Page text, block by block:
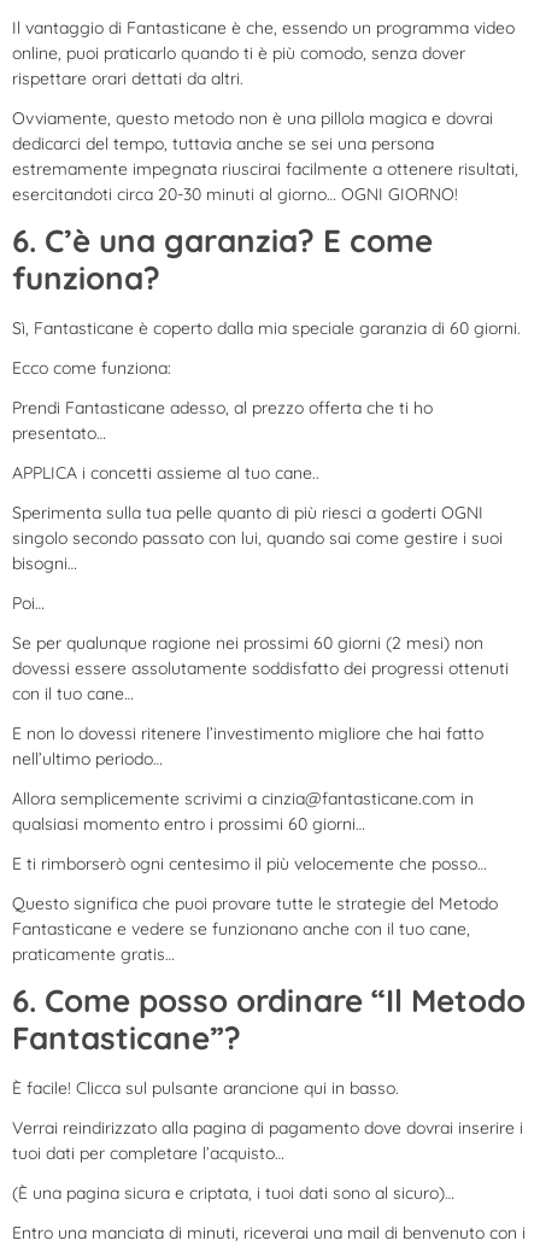
Il vantaggio di Fantasticane è che, essendo un programma video
online, puoi praticarlo quando ti è più comodo, senza dover
rispettare orari dettati da altri.
Ovviamente, questo metodo non è una pillola magica e dovrai
dedicarci del tempo, tuttavia anche se sei una persona
estremamente impegnata riuscirai facilmente a ottenere risultati,
esercitandoti circa 20-30 minuti al giorno… OGNI GIORNO!
6. C’è una garanzia? E come
funziona?
Sì, Fantasticane è coperto dalla mia speciale garanzia di 60 giorni.
Ecco come funziona:
Prendi Fantasticane adesso, al prezzo offerta che ti ho
presentato…
APPLICA i concetti assieme al tuo cane..
Sperimenta sulla tua pelle quanto di più riesci a goderti OGNI
singolo secondo passato con lui, quando sai come gestire i suoi
bisogni…
Poi…
Se per qualunque ragione nei prossimi 60 giorni (2 mesi) non
dovessi essere assolutamente soddisfatto dei progressi ottenuti
con il tuo cane…
E non lo dovessi ritenere l’investimento migliore che hai fatto
nell’ultimo periodo…
Allora semplicemente scrivimi a cinzia@fantasticane.com in
qualsiasi momento entro i prossimi 60 giorni…
E ti rimborserò ogni centesimo il più velocemente che posso…
Questo significa che puoi provare tutte le strategie del Metodo
Fantasticane e vedere se funzionano anche con il tuo cane,
praticamente gratis…
6. Come posso ordinare “Il Metodo
Fantasticane”?
È facile! Clicca sul pulsante arancione qui in basso.
Verrai reindirizzato alla pagina di pagamento dove dovrai inserire i
tuoi dati per completare l’acquisto…
(È una pagina sicura e criptata, i tuoi dati sono al sicuro)…
Entro una manciata di minuti, riceverai una mail di benvenuto con i